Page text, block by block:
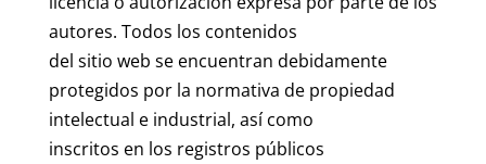
autores. Todos los contenidos
del sitio web se encuentran debidamente
protegidos por la normativa de propiedad
intelectual e industrial, así como
inscritos en los registros públicos